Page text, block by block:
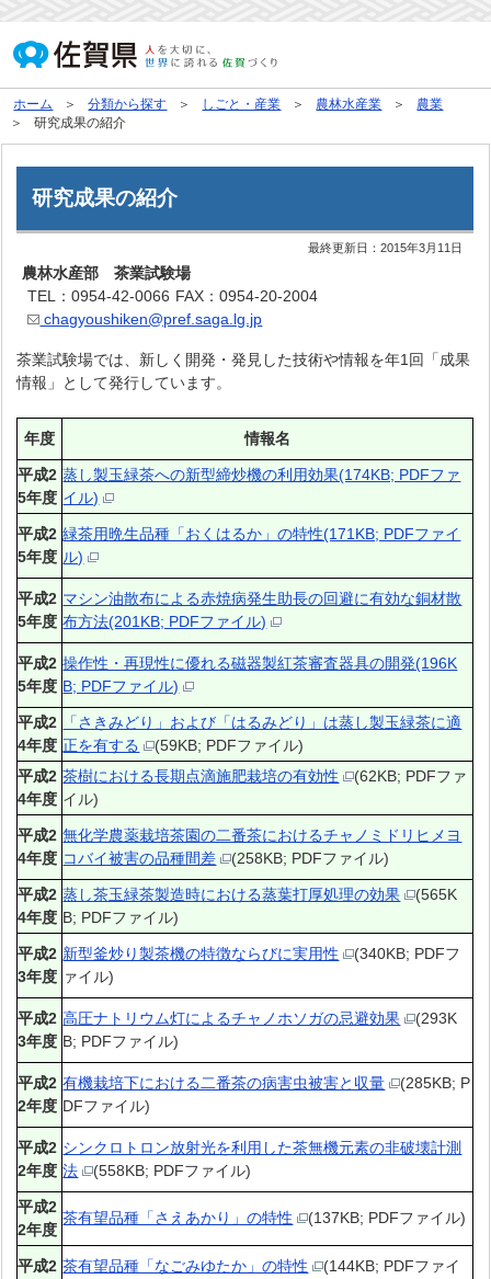
ホーム 分類から探す しごと・産業 農林水産業
農業
研究成果の紹介
研究成果の紹介
最終更新日：2015年3月11日
農林水産部 茶業試験場
TEL：0954-42-0066 FAX：0954-20-2004
chagyoushiken@pref.saga.lg.jp
茶業試験場では、新しく開発・発見した技術や情報を年1回「成果
情報」として発行しています。
年度 情報名
平成2
5年度
蒸し製玉緑茶への新型締炒機の利用効果(174KB; PDFファ
イル)
平成2
5年度
緑茶用晩生品種「おくはるか」の特性(171KB; PDFファイ
ル)
平成2
5年度
マシン油散布による赤焼病発生助長の回避に有効な銅材散
布方法(201KB; PDFファイル)
平成2
5年度
操作性・再現性に優れる磁器製紅茶審査器具の開発(196K
B; PDFファイル)
平成2
4年度
「さきみどり」および「はるみどり」は蒸し製玉緑茶に適
正を有する
(59KB; PDFファイル)
平成2
4年度
茶樹における長期点滴施肥栽培の有効性
(62KB; PDFファ
イル)
平成2
4年度
無化学農薬栽培茶園の二番茶におけるチャノミドリヒメヨ
コバイ被害の品種間差
(258KB; PDFファイル)
平成2
4年度
蒸し茶玉緑茶製造時における蒸葉打厚処理の効果
(565K
B; PDFファイル)
平成2
3年度
新型釜炒り製茶機の特徴ならびに実用性
(340KB; PDFフ
ァイル)
平成2
3年度
高圧ナトリウム灯によるチャノホソガの忌避効果
(293K
B; PDFファイル)
平成2
2年度
有機栽培下における二番茶の病害虫被害と収量
(285KB; P
DFファイル)
平成2
2年度
シンクロトロン放射光を利用した茶無機元素の非破壊計測
法
(558KB; PDFファイル)
平成2
2年度
茶有望品種「さえあかり」の特性 (137KB; PDFファイル)
平成2 茶有望品種「なごみゆたか」の特性
(144KB; PDFファイ